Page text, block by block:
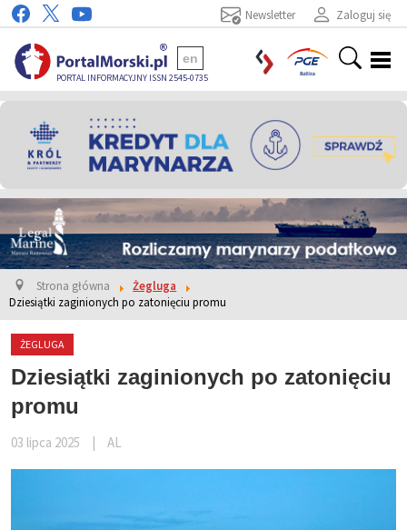
Zaloguj się
Newsletter
PORTAL INFORMACYJNY ISSN 2545-0735
en
Strona główna
Żegluga
Dziesiątki zaginionych po zatonięciu promu
ŻEGLUGA
Dziesiątki zaginionych po zatonięciu
promu
03 lipca 2025 AL